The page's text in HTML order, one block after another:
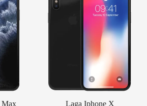
Max Laga Iphone X